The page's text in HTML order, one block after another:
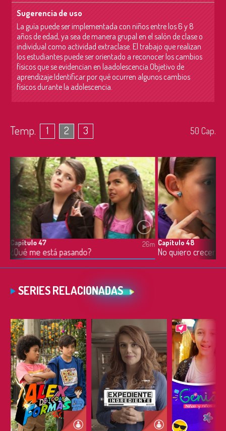
Sugerencia de uso
La guía puede ser implementada con niños entre los 6 y 8
años de edad, ya sea de manera grupal en el salón de clase o
individual como actividad extraclase. El trabajo que realizan
los estudiantes puede ser orientado a reconocer los cambios
físicos que se evidencian en laadolescencia.Objetivo de
aprendizaje:Identificar por qué ocurren algunos cambios
físicos durante la adolescencia.
Temp. 1 2 3 50 Cap.
Capítulo 47
¿Qué me está pasando?
26m Capítulo 48
No quiero crecer
SERIES RELACIONADAS
ESCUCHAR ESCUCHAR